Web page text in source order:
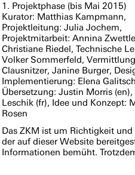
1. Projektphase (bis Mai 2015)
Kurator: Matthias Kampmann,
Projektleitung: Julia Jochem,
Projektmitarbeit: Annina
Christiane Riedel, Technische
Volker Sommerfeld,
Clausnitzer, Janine Burger,
Implementierung: Elena
Übersetzung: Justin Morris
Leschik (fr), Idee und Konzept:
Rosen
Das ZKM ist um Richtigkeit
der auf dieser Website
Informationen bemüht.